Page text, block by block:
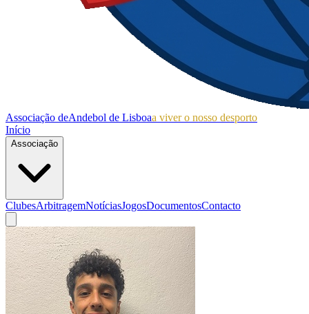
Associação deAndebol de Lisboaa viver o nosso desporto
Início
Associação
ClubesArbitragemNotíciasJogosDocumentosContacto